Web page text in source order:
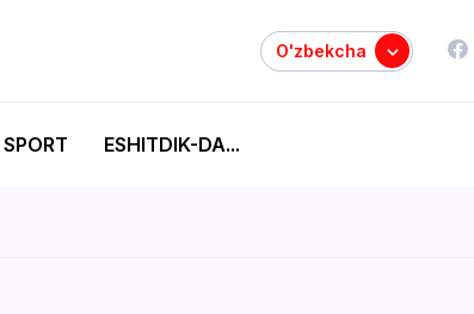
O'zbekcha
SPORT ESHITDIK-DA...